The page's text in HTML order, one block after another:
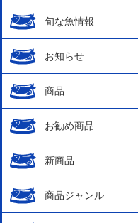
旬な魚情報
お知らせ
商品
お勧め商品
新商品
商品ジャンル